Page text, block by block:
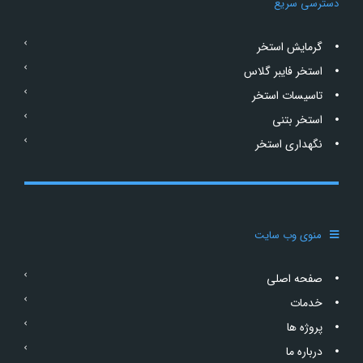
دسترسی سریع
گرمایش استخر
استخر فایبر گلاس
تاسیسات استخر
استخر بتنی
نگهداری استخر
منوی وب سایت
صفحه اصلی
خدمات
پروژه ها
درباره ما